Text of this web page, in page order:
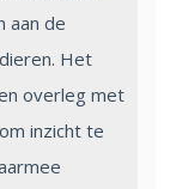
aan de
Het
overleg met
inzicht te